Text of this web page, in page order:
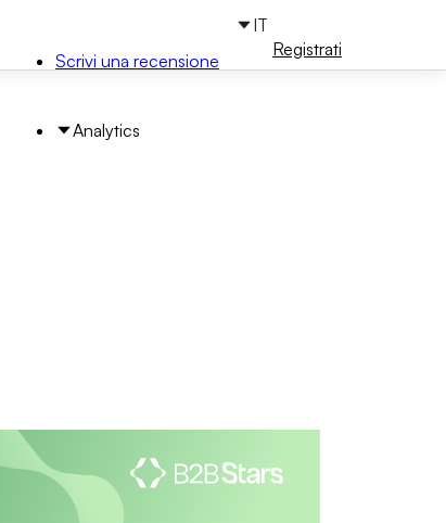
Scrivi una recensione
Analytics
IT
Registrati